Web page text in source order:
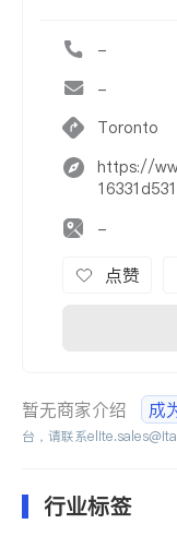
-
-
Toronto
https://
-
点赞
暂无商家介绍 成
台，请联系
行业标签